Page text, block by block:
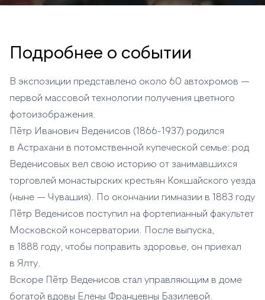
Подробнее о событии
В экспозиции представлено около 60 автохромов —
первой массовой технологии получения цветного
фотоизображения.
Пётр Иванович Веденисов (1866-1937) родился
в Астрахани в потомственной купеческой семье: род
Веденисовых вел свою историю от занимавшихся
торговлей монастырских крестьян Кокшайского уезда
(ныне — Чувашия). По окончании гимназии в 1883 году
Пётр Веденисов поступил на фортепианный факультет
Московской консерватории. После выпуска,
в 1888 году, чтобы поправить здоровье, он приехал
в Ялту.
Вскоре Пётр Веденисов стал управляющим в доме
богатой вдовы Елены Францевны Базилевой.